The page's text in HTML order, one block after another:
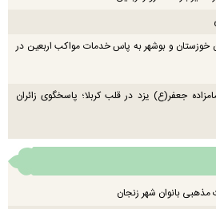
و بوشهر به پاس خدمات مواکب اربعین در
جعفر(ع) یزد در قلب کربلا؛ پاسخگوی زائران
بانوان شهر زنجان